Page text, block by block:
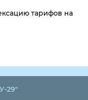
тарифов на
29"